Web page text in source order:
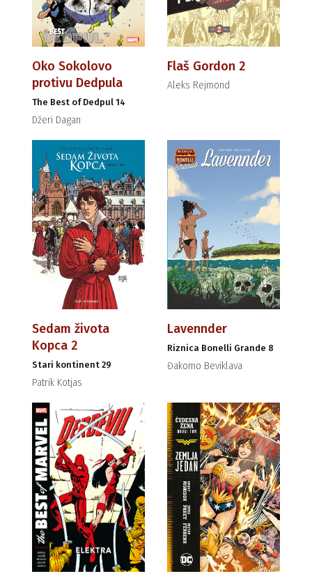
Oko Sokolovo
protivu Dedpula
The Best of Dedpul 14
Džeri Dagan
Flaš Gordon 2
Aleks Rejmond
Sedam života
Kopca 2
Stari kontinent 29
Patrik Kotjas
Lavennder
Riznica Bonelli Grande 8
Đakomo Beviklava